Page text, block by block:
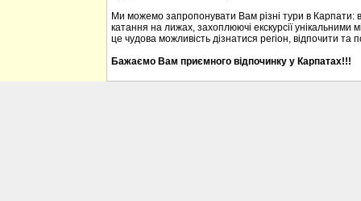
Ми можемо запропонувати Вам різні тури в Карпати:
катання на лижах, захоплюючі екскурсії
це чудова можливість дізнатися регіон, відпочити та
Бажаємо Вам приємного відпочинку у Карпатах!!!